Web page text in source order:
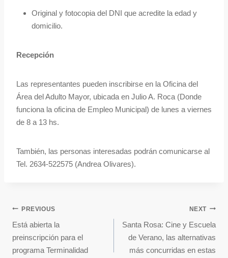
Original y fotocopia del DNI que acredite la edad y
domicilio.
Recepción
Las representantes pueden inscribirse en la Oficina del
Área del Adulto Mayor, ubicada en Julio A. Roca (Donde
funciona la oficina de Empleo Municipal) de lunes a viernes
de 8 a 13 hs.
También, las personas interesadas podrán comunicarse al
Tel. 2634-522575 (Andrea Olivares).
PREVIOUS
Está abierta la
preinscripción para el
programa Terminalidad
NEXT
Santa Rosa: Cine y Escuela
de Verano, las alternativas
más concurridas en estas